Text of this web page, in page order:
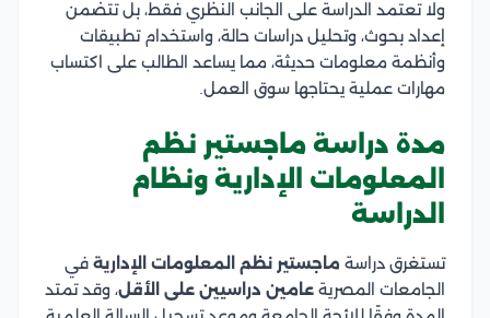
ولا تعتمد الدراسة على الجانب النظري فقط، بل تتضمن
إعداد بحوث، وتحليل دراسات حالة، واستخدام تطبيقات
وأنظمة معلومات حديثة، مما يساعد الطالب على اكتساب
مهارات عملية يحتاجها سوق العمل.
مدة دراسة ماجستير نظم
المعلومات الإدارية ونظام
الدراسة
تستغرق دراسة ماجستير نظم المعلومات الإدارية في
الجامعات المصرية عامين دراسيين على الأقل، وقد تمتد